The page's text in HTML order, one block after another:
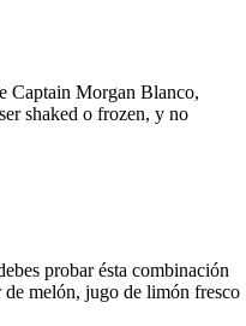
Captain Morgan Blanco,
shaked o frozen, y no
probar ésta combinación
melón, jugo de limón fresco